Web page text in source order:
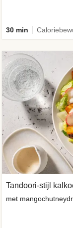
30 min
Tandoori-stijl
met